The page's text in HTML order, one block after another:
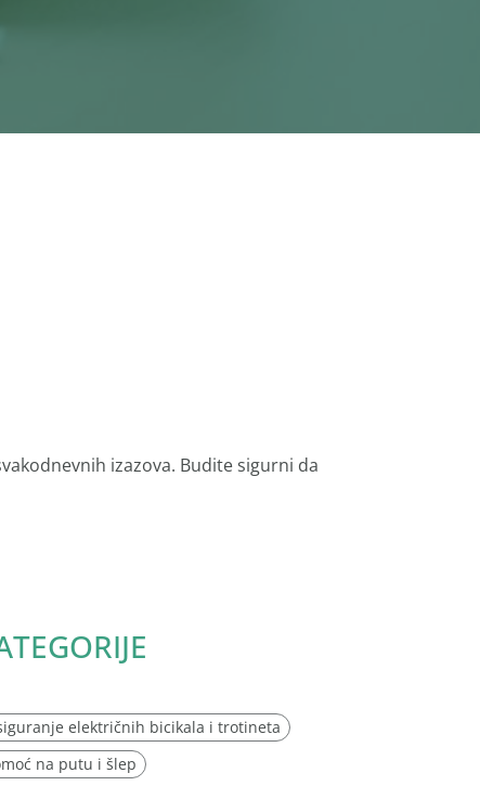
izazova. Budite sigurni da
električnih bicikala i trotineta
na putu i šlep